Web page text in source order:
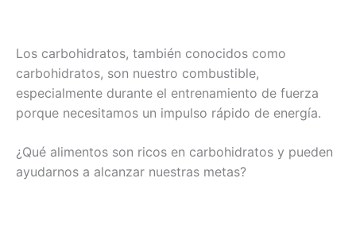
Los carbohidratos, también conocidos como
carbohidratos, son nuestro combustible,
especialmente durante el entrenamiento de fuerza
porque necesitamos un impulso rápido de energía.
¿Qué alimentos son ricos en carbohidratos y pueden
ayudarnos a alcanzar nuestras metas?